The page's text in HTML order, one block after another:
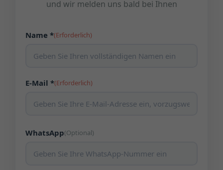
und wir melden uns bald bei Ihnen
Name *(Erforderlich)
E-Mail *(Erforderlich)
WhatsApp(Optional)